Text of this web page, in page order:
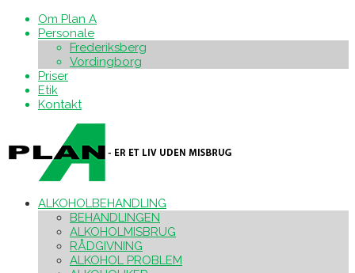
Om Plan A
Personale
Frederiksberg
Vordingborg
Priser
Etik
Kontakt
ALKOHOLBEHANDLING
BEHANDLINGEN
ALKOHOLMISBRUG
RÅDGIVNING
ALKOHOL PROBLEM